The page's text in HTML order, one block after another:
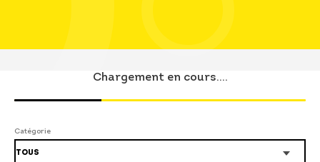
Chargement en cours....
Catégorie